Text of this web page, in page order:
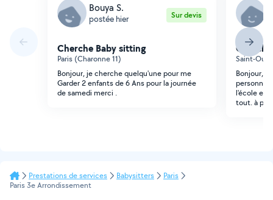
Bouya S.
postée hier Sur devis
Cherche Baby sitting
Paris (Charonne 11)
Bonjour, je cherche quelqu'une pour me
Garder 2 enfants de 6 Ans pour la journée
de samedi merci .
Saint-
Bonjour,
personne
l'école et
tout. à
Prestations de services Babysitters
Paris
Paris 3e Arrondissement